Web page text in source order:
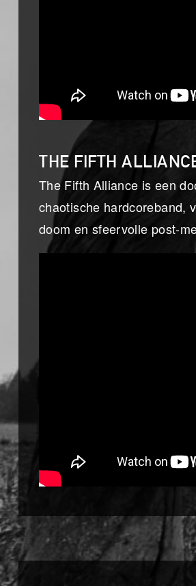
THE FIFTH
The Fifth Alliance is een
chaotische hardcoreband,
doom en sfeervolle post-